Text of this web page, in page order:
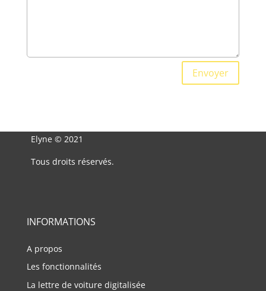
Envoyer
Elyne © 2021
Tous droits réservés.
INFORMATIONS
A propos
Les fonctionnalités
La lettre de voiture digitalisée